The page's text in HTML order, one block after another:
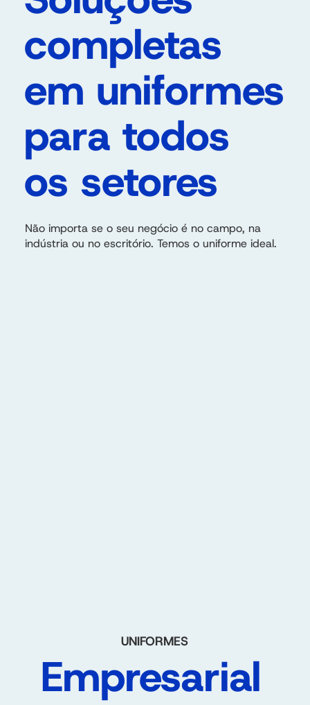
completas
em uniformes
para todos
os setores
Não importa se o seu negócio é no campo, na
indústria ou no escritório. Temos o uniforme ideal.
UNIFORMES
Empresarial